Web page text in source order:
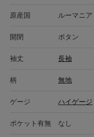
原産国 ルーマニア
開閉 ボタン
袖丈 長袖
柄 無地
ゲージ ハイゲージ
ポケット有無 なし